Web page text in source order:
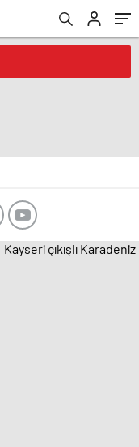
Kayseri çıkışlı Karadeniz